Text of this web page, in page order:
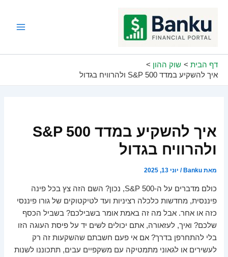
דף הבית
שוק ההון
איך להשקיע במדד S&P 500 ולהרוויח בגדול
איך להשקיע במדד S&P 500
ולהרוויח בגדול
מאתBanku
/ יוני 13, 2025
כולם מדברים על ה-S&P 500, נכון? השם הזה צץ בכל פינה
פיננסית, מחדשות כלכלה רציניות ועד לטיקטוקים של גורו פיננסי
כזה או אחר. אבל מה זה באמת אומר בשבילכם? בשביל הכסף
שלכם? ואיך, לעזאורה, אתם יכולים לשים יד על פיסת העוגה הזו
בלי להתחרפן בדרך? אם אי פעם חשבתם שהשקעות זה רק
לעשירים או לגאוני מתמטיקה עם משקפיים עבים, תתכוננו לשנות